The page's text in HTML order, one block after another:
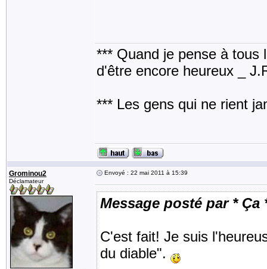
*** Quand je pense à tous
d'être encore heureux _
*** Les gens qui ne rient
Grominou2
Déclamateur
Envoyé : 22 mai 2011 à 15:39
Message posté par * Ça
C'est fait! Je suis
du diable".